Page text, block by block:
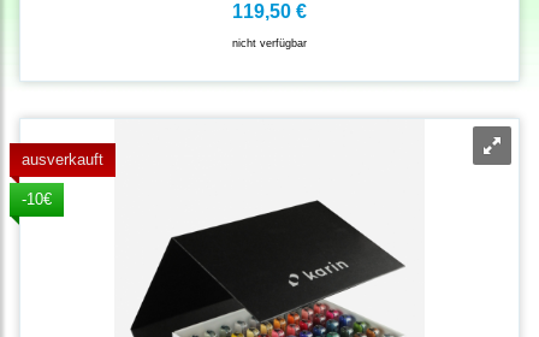
119,50 €
nicht verfügbar
ausverkauft
-10€